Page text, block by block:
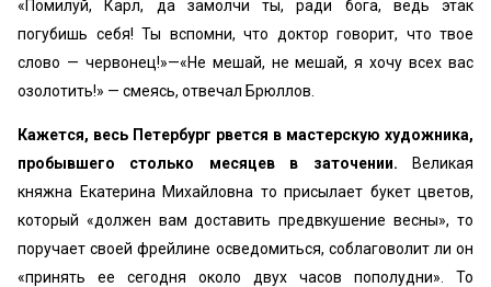
«Помилуй, Карл, да замолчи ты, ради бога, ведь этак
погубишь себя! Ты вспомни, что доктор говорит, что твое
слово — червонец!»—«Не мешай, не мешай, я хочу всех вас
озолотить!» — смеясь, отвечал Брюллов.
Кажется, весь Петербург рвется в мастерскую художника,
пробывшего столько месяцев в заточении.
Великая
княжна Екатерина Михайловна то присылает букет цветов,
который «должен вам доставить предвкушение весны», то
поручает своей фрейлине осведомиться, соблаговолит ли он
«принять ее сегодня около двух часов пополудни». То